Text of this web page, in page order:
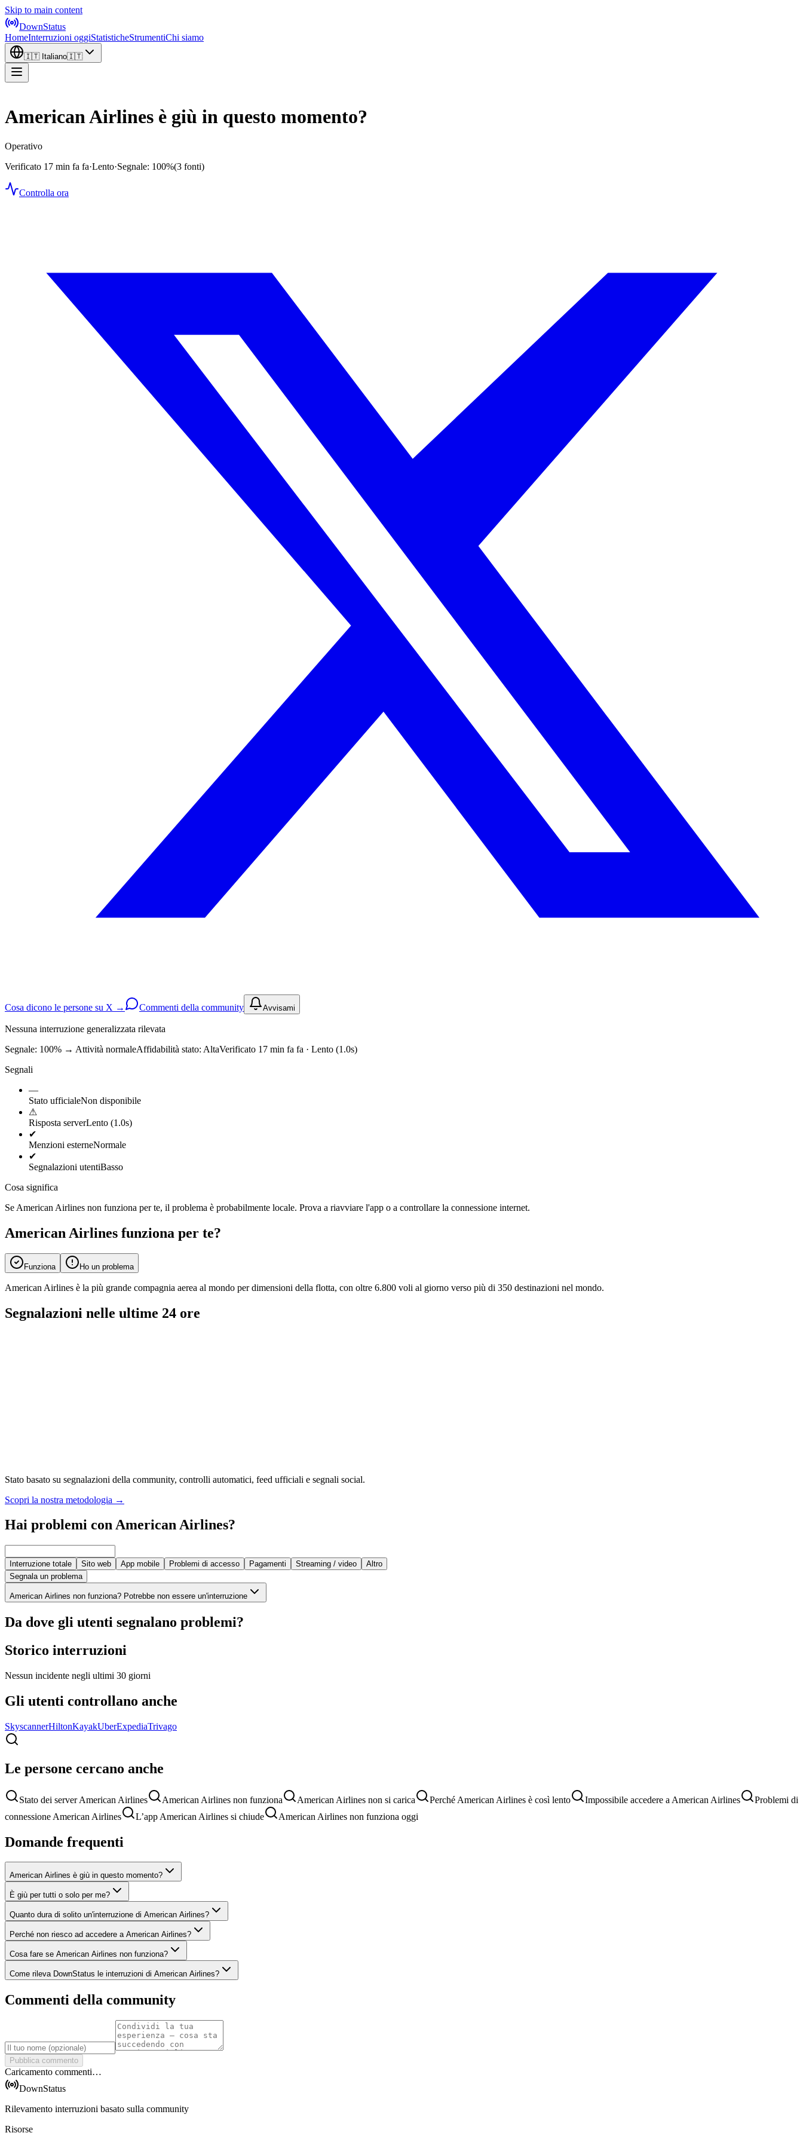
Skip to main content
DownStatus
HomeInterruzioni oggiStatisticheStrumentiChi siamo
🇮🇹 Italiano🇮🇹
American Airlines è giù in questo momento?
Operativo
Verificato 17 min fa fa·Lento·Segnale: 100%(3 fonti)
Controlla ora
Cosa dicono le persone su X → Commenti della community Avvisami
Nessuna interruzione generalizzata rilevata
Segnale: 100% → Attività normaleAffidabilità stato: AltaVerificato 17 min fa fa · Lento (1.0s)
Segnali
—
Stato ufficialeNon disponibile
⚠
Risposta serverLento (1.0s)
✔
Menzioni esterneNormale
✔
Segnalazioni utentiBasso
Cosa significa
Se American Airlines non funziona per te, il problema è probabilmente locale. Prova a riavviare l'app o a controllare la connessione internet.
American Airlines funziona per te?
Funziona Ho un problema
American Airlines è la più grande compagnia aerea al mondo per dimensioni della flotta, con oltre 6.800 voli al giorno verso più di 350 destinazioni nel mondo.
Segnalazioni nelle ultime 24 ore
Stato basato su segnalazioni della community, controlli automatici, feed ufficiali e segnali social.
Scopri la nostra metodologia →
Hai problemi con American Airlines?
Interruzione totale Sito web App mobile Problemi di accesso Pagamenti Streaming / video
Altro
Segnala un problema
American Airlines non funziona? Potrebbe non essere un'interruzione
Da dove gli utenti segnalano problemi?
Storico interruzioni
Nessun incidente negli ultimi 30 giorni
Gli utenti controllano anche
SkyscannerHiltonKayakUberExpediaTrivago
Le persone cercano anche
Stato dei server American Airlines American Airlines non funziona American Airlines non si carica Perché American Airlines è così lento Impossibile accedere a American Airlines
Problemi di
connessione American Airlines
L’app American Airlines si chiude American Airlines non funziona oggi
Domande frequenti
American Airlines è giù in questo momento?
È giù per tutti o solo per me?
Quanto dura di solito un'interruzione di American Airlines?
Perché non riesco ad accedere a American Airlines?
Cosa fare se American Airlines non funziona?
Come rileva DownStatus le interruzioni di American Airlines?
Commenti della community
Pubblica commento
Caricamento commenti…
DownStatus
Rilevamento interruzioni basato sulla community
Risorse